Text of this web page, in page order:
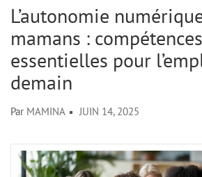
L’autonomie
mamans : compétences
essentielles pour
demain
Par MAMINA JUIN 14, 2025